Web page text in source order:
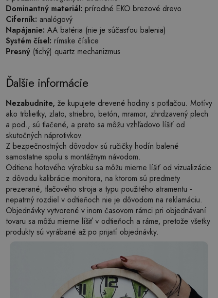
Dominantný materiál: prírodné EKO brezové drevo
Ciferník: analógový
Napájanie: AA batéria (nie je súčasťou balenia)
Systém čísel: rímske číslice
Presný (tichý) quartz mechanizmus
Ďalšie informácie
Nezabudnite, že kupujete drevené hodiny s potlačou. Motívy
ako trblietky, zlato, striebro, betón, mramor, zhrdzavený plech
a pod., sú tlačené, a preto sa môžu vzhľadovo líšiť od
skutočných náprotivkov.
Z bezpečnostných dôvodov sú ručičky hodín balené
samostatne spolu s montážnym návodom.
Odtiene hotového výrobku sa môžu mierne líšiť od vizualizácie
z dôvodu kalibrácie monitora, na ktorom sú predmety
prezerané, tlačového stroja a typu použitého atramentu -
nepatrný rozdiel v odtieňoch nie je dôvodom na reklamáciu.
Objednávky vytvorené v inom časovom rámci pri objednávaní
tovaru sa môžu mierne líšiť v odtieňoch a ráme, pretože všetky
produkty sú vyrábané až po prijatí objednávky.